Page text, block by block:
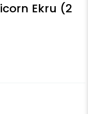
Ekru (2